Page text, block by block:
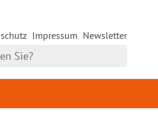
Impressum Newsletter